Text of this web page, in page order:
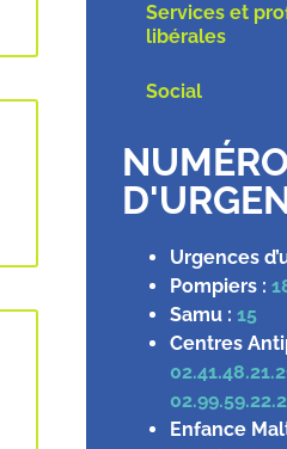
Services et
libérales
Social
Urgences
Pompiers :
Samu : 15
Centres
Enfance